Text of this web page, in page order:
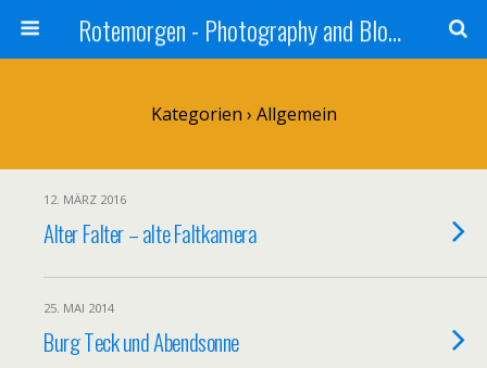
Rotemorgen - Photography and Blog by Alexander Sprinz
Kategorien › Allgemein
12. MÄRZ 2016
Alter Falter – alte Faltkamera
25. MAI 2014
Burg Teck und Abendsonne